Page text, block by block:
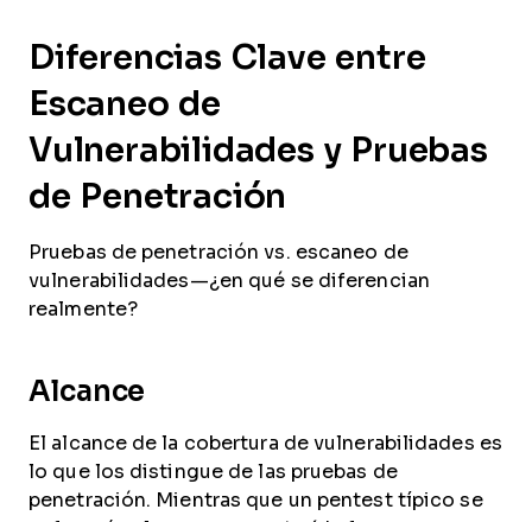
Diferencias Clave entre
Escaneo de
Vulnerabilidades y Pruebas
de Penetración
Pruebas de penetración vs. escaneo de
vulnerabilidades—¿en qué se diferencian
realmente?
Alcance
El alcance de la cobertura de vulnerabilidades es
lo que los distingue de las pruebas de
penetración. Mientras que un pentest típico se